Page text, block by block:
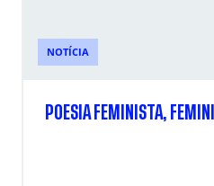
NOTÍCIA
POESIA FEMINISTA,